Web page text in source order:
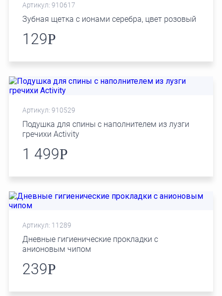
Артикул: 910617
Зубная щетка с ионами серебра, цвет розовый
129Р
Артикул: 910529
Подушка для спины с наполнителем из лузги
гречихи Activity
1 499Р
Артикул: 11289
Дневные гигиенические прокладки с
анионовым чипом
239Р